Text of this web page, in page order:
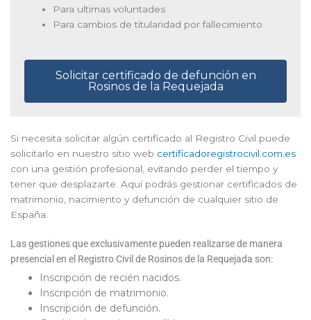
Para ultimas voluntades
Para cambios de titularidad por fallecimiento
Solicitar certificado de defunción en
Rosinos de la Requejada
Si necesita solicitar algún certificado al Registro Civil puede
solicitarlo en nuestro sitio web certificadoregistrocivil.com.es
con una gestión profesional, evitando perder el tiempo y
tener que desplazarte. Aquí podrás gestionar certificados de
matrimonio, nacimiento y defunción de cualquier sitio de
España.
Las gestiones que exclusivamente pueden realizarse de manera
presencial en el Registro Civil de Rosinos de la Requejada son:
Inscripción de recién nacidos.
Inscripción de matrimonio.
Inscripción de defunción.